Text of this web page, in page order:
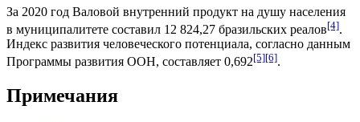
За 2020 год Валовой внутренний продукт на душу населения
в муниципалитете составил 12 824,27 бразильских реалов[4].
Индекс развития человеческого потенциала, согласно данным
Программы развития ООН, составляет 0,692[5][6].
Примечания